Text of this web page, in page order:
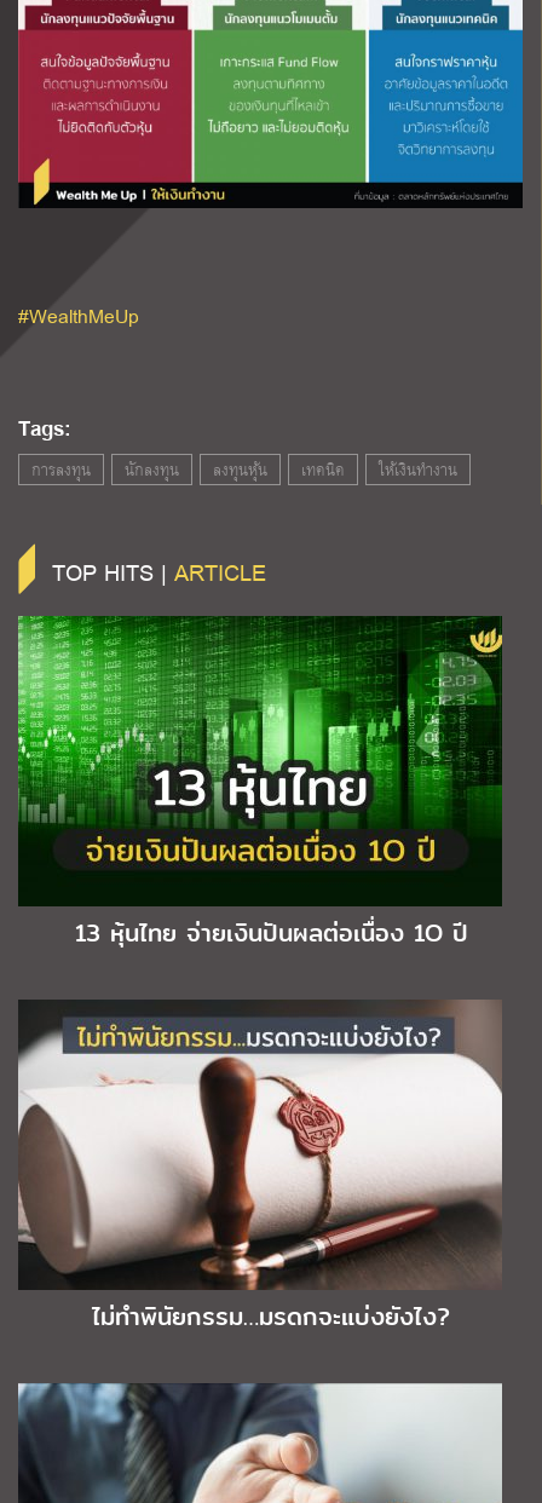
#WealthMeUp
Tags:
การลงทุน นักลงทุน ลงทุนหุ้น เทคนิค ให้เงินทำงาน
TOP HITS | ARTICLE
13 หุ้นไทย จ่ายเงินปันผลต่อเนื่อง 1O ปี
ไม่ทำพินัยกรรม…มรดกจะแบ่งยังไง?